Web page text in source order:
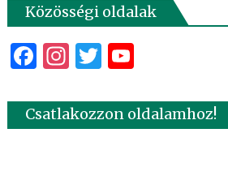
Közösségi oldalak
Facebook
Instagram
Twitter
YouTube
Csatlakozzon oldalamhoz!